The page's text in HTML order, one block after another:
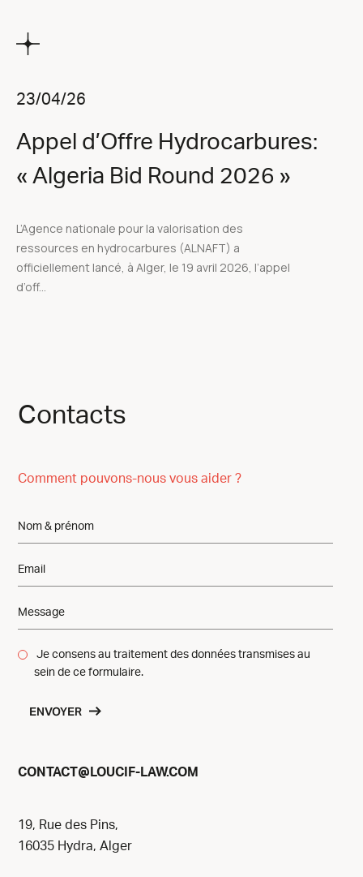
23/04/26
Appel d’Offre Hydrocarbures:
« Algeria Bid Round 2026 »
L’Agence nationale pour la valorisation des
ressources en hydrocarbures (ALNAFT) a
officiellement lancé, à Alger, le 19 avril 2026, l’appel
d’off...
Contacts
Comment pouvons-nous vous aider ?
Je consens au traitement des données transmises au
sein de ce formulaire.
ENVOYER
CONTACT@ LOUCIF-LAW.COM
19, Rue des Pins,
16035 Hydra, Alger